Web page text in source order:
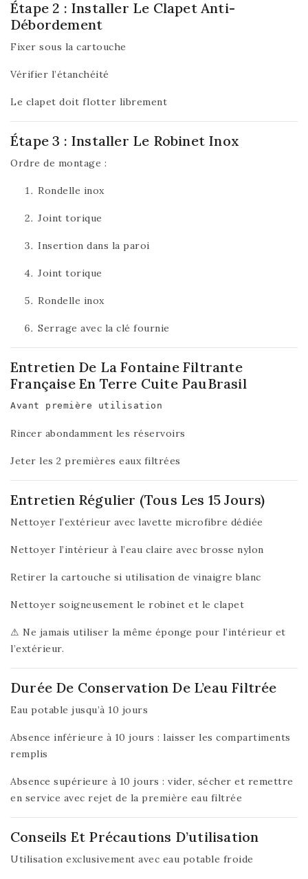
Étape 2 : Installer Le Clapet Anti-
Débordement
Fixer sous la cartouche
Vérifier l’étanchéité
Le clapet doit flotter librement
Étape 3 : Installer Le Robinet Inox
Ordre de montage :
Rondelle inox
Joint torique
Insertion dans la paroi
Joint torique
Rondelle inox
Serrage avec la clé fournie
Entretien De La Fontaine Filtrante
Française En Terre Cuite PauBrasil
Avant première utilisation
Rincer abondamment les réservoirs
Jeter les 2 premières eaux filtrées
Entretien Régulier (tous Les 15 Jours)
Nettoyer l’extérieur avec lavette microfibre dédiée
Nettoyer l’intérieur à l’eau claire avec brosse nylon
Retirer la cartouche si utilisation de vinaigre blanc
Nettoyer soigneusement le robinet et le clapet
⚠ Ne jamais utiliser la même éponge pour l’intérieur et
l’extérieur.
Durée De Conservation De L’eau Filtrée
Eau potable jusqu’à 10 jours
Absence inférieure à 10 jours : laisser les compartiments
remplis
Absence supérieure à 10 jours : vider, sécher et remettre
en service avec rejet de la première eau filtrée
Conseils Et Précautions D’utilisation
Utilisation exclusivement avec eau potable froide